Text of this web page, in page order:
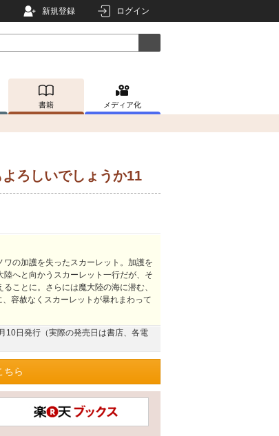
新規登録 ログイン
書籍 メディア化
ろしいでしょうか11
の加護を失ったスカーレット。加護を
へと向かうスカーレット一行だが、そ
ことに。さらには魔大陸の海に潜む、
容赦なくスカーレットが暴れまわって
10日発行（実際の発売日は書店、各電
ちら